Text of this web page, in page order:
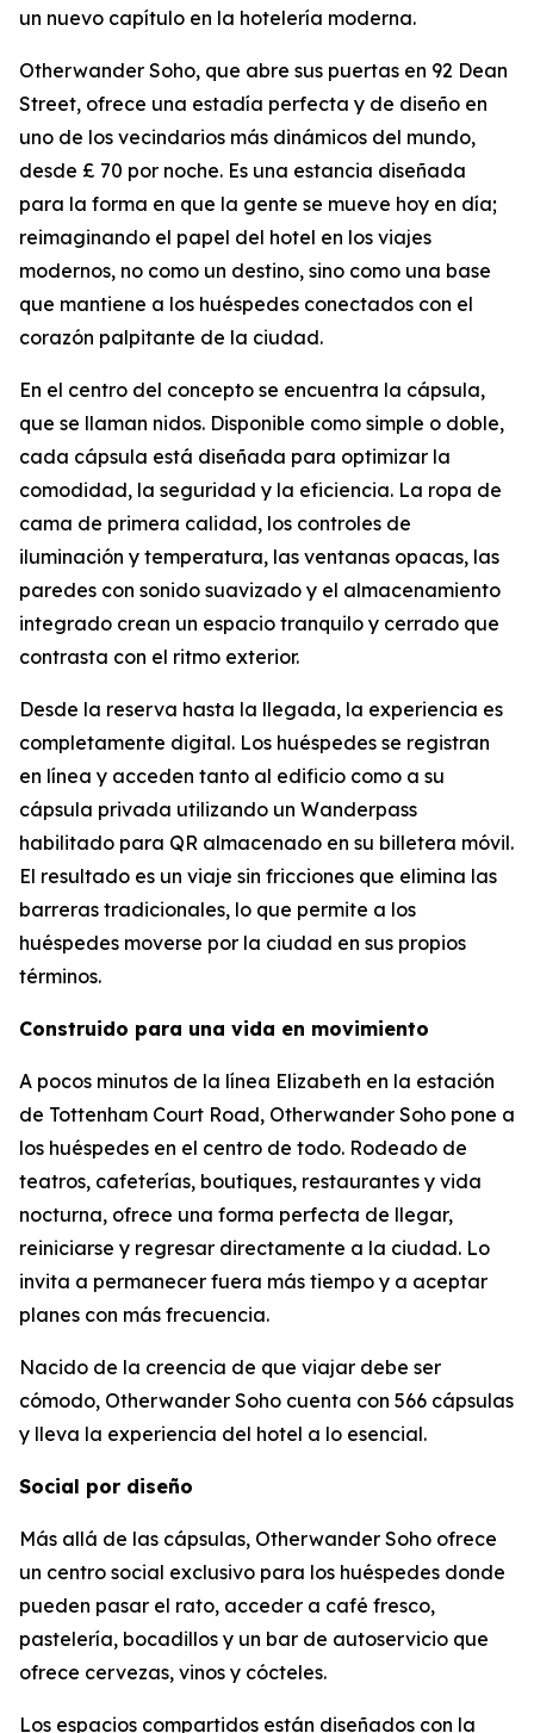
un nuevo capítulo en la hotelería moderna.
Otherwander Soho, que abre sus puertas en 92 Dean
Street, ofrece una estadía perfecta y de diseño en
uno de los vecindarios más dinámicos del mundo,
desde £ 70 por noche. Es una estancia diseñada
para la forma en que la gente se mueve hoy en día;
reimaginando el papel del hotel en los viajes
modernos, no como un destino, sino como una base
que mantiene a los huéspedes conectados con el
corazón palpitante de la ciudad.
En el centro del concepto se encuentra la cápsula,
que se llaman nidos. Disponible como simple o doble,
cada cápsula está diseñada para optimizar la
comodidad, la seguridad y la eficiencia. La ropa de
cama de primera calidad, los controles de
iluminación y temperatura, las ventanas opacas, las
paredes con sonido suavizado y el almacenamiento
integrado crean un espacio tranquilo y cerrado que
contrasta con el ritmo exterior.
Desde la reserva hasta la llegada, la experiencia es
completamente digital. Los huéspedes se registran
en línea y acceden tanto al edificio como a su
cápsula privada utilizando un Wanderpass
habilitado para QR almacenado en su billetera móvil.
El resultado es un viaje sin fricciones que elimina las
barreras tradicionales, lo que permite a los
huéspedes moverse por la ciudad en sus propios
términos.
Construido para una vida en movimiento
A pocos minutos de la línea Elizabeth en la estación
de Tottenham Court Road, Otherwander Soho pone a
los huéspedes en el centro de todo. Rodeado de
teatros, cafeterías, boutiques, restaurantes y vida
nocturna, ofrece una forma perfecta de llegar,
reiniciarse y regresar directamente a la ciudad. Lo
invita a permanecer fuera más tiempo y a aceptar
planes con más frecuencia.
Nacido de la creencia de que viajar debe ser
cómodo, Otherwander Soho cuenta con 566 cápsulas
y lleva la experiencia del hotel a lo esencial.
Social por diseño
Más allá de las cápsulas, Otherwander Soho ofrece
un centro social exclusivo para los huéspedes donde
pueden pasar el rato, acceder a café fresco,
pastelería, bocadillos y un bar de autoservicio que
ofrece cervezas, vinos y cócteles.
Los espacios compartidos están diseñados con la